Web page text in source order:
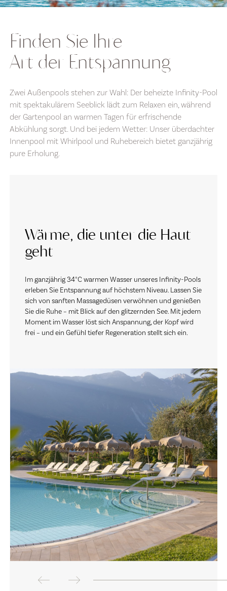
Finden Sie Ihre
Art der Entspannung
Zwei Außenpools stehen zur Wahl: Der beheizte Infinity-Pool
mit spektakulärem Seeblick lädt zum Relaxen ein, während
der Gartenpool an warmen Tagen für erfrischende
Abkühlung sorgt. Und bei jedem Wetter: Unser überdachter
Innenpool mit Whirlpool und Ruhebereich bietet ganzjährig
pure Erholung.
Wärme, die unter die Haut
geht
Im ganzjährig 34°C warmen Wasser unseres Infinity-Pools
erleben Sie Entspannung auf höchstem Niveau. Lassen Sie
sich von sanften Massagedüsen verwöhnen und genießen
Sie die Ruhe – mit Blick auf den glitzernden See. Mit jedem
Moment im Wasser löst sich Anspannung, der Kopf wird
frei – und ein Gefühl tiefer Regeneration stellt sich ein.